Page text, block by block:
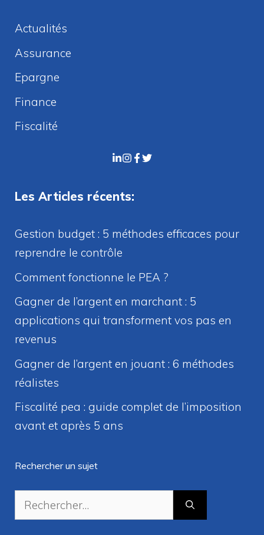
Actualités
Assurance
Epargne
Finance
Fiscalité
Les Articles récents:
Gestion budget : 5 méthodes efficaces pour
reprendre le contrôle
Comment fonctionne le PEA ?
Gagner de l’argent en marchant : 5
applications qui transforment vos pas en
revenus
Gagner de l’argent en jouant : 6 méthodes
réalistes
Fiscalité pea : guide complet de l’imposition
avant et après 5 ans
Rechercher un sujet
Rechercher :